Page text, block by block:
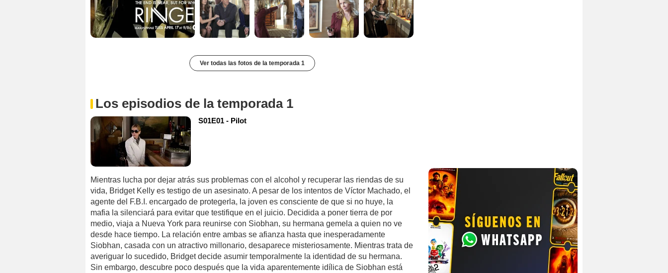
Ver todas las fotos de la temporada 1
Los episodios de la temporada 1
S01E01 - Pilot
Mientras lucha por dejar atrás sus problemas con el alcohol y recuperar las riendas de su
vida, Bridget Kelly es testigo de un asesinato. A pesar de los intentos de Víctor Machado, el
agente del F.B.I. encargado de protegerla, la joven es consciente de que si no huye, la
mafia la silenciará para evitar que testifique en el juicio. Decidida a poner tierra de por
medio, viaja a Nueva York para reunirse con Siobhan, su hermana gemela a quien no ve
desde hace tiempo. La relación entre ambas se afianza hasta que inesperadamente
Siobhan, casada con un atractivo millonario, desaparece misteriosamente. Mientras trata de
averiguar lo sucedido, Bridget decide asumir temporalmente la identidad de su hermana.
Sin embargo, descubre poco después que la vida aparentemente idílica de Siobhan está